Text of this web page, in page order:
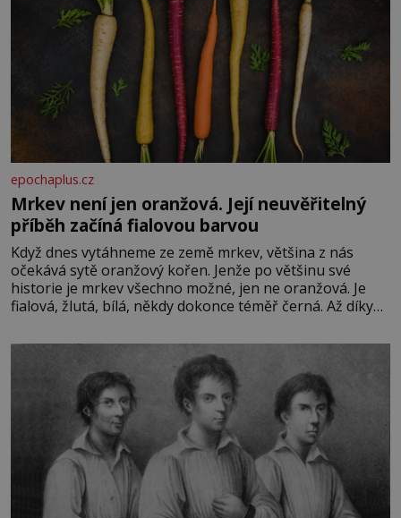
epochaplus.cz
Mrkev není jen oranžová. Její neuvěřitelný
příběh začíná fialovou barvou
Když dnes vytáhneme ze země mrkev, většina z nás
očekává sytě oranžový kořen. Jenže po většinu své
historie je mrkev všechno možné, jen ne oranžová. Je
fialová, žlutá, bílá, někdy dokonce téměř černá. Až díky
bez které si českou zahradu ani nedokážeme představit.